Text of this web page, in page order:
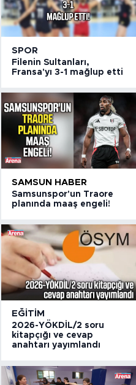
SPOR
Filenin Sultanları,
Fransa'yı 3-1 mağlup etti
SAMSUN HABER
Samsunspor'un Traore
planında maaş engeli!
EĞITIM
2026-YÖKDİL/2 soru
kitapçığı ve cevap
anahtarı yayımlandı